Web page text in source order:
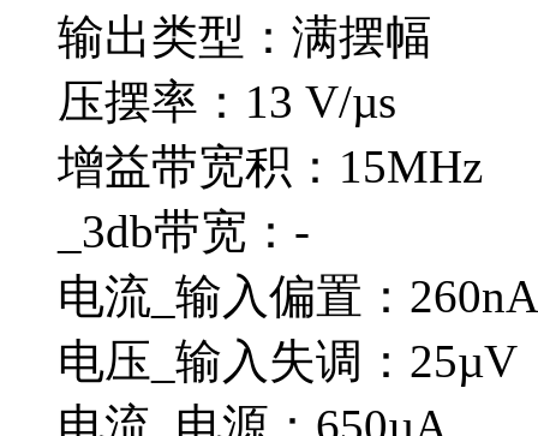
输出类型：满摆幅
压摆率：13 V/µs
增益带宽积：15MHz
_3db带宽：-
电流_输入偏置：260nA
电压_输入失调：25µV